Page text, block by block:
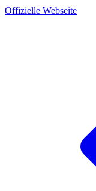
Offizielle Webseite